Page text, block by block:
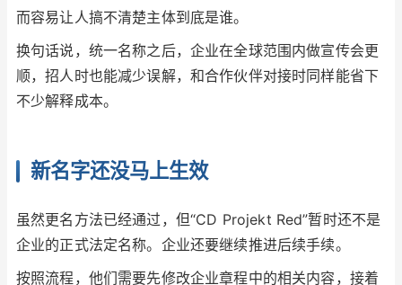
而容易让人搞不清楚主体到底是谁。
换句话说，统一名称之后，企业在全球范围内做宣传会更
顺，招人时也能减少误解，和合作伙伴对接时同样能省下
不少解释成本。
新名字还没马上生效
虽然更名方法已经通过，但“CD Projekt Red”暂时还不是
企业的正式法定名称。企业还要继续推进后续手续。
按照流程，他们需要先修改企业章程中的相关内容，接着